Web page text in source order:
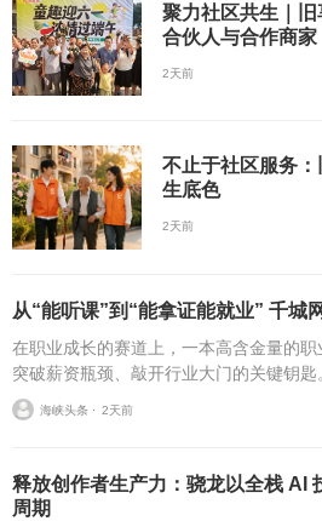
聚力社区共生｜
合伙人与合作商家
2天前
不止于社区服务
生底色
2天前
从“能听课”到“能拿证能就业” 千城
在职业成长的赛道上，一本高含金量的
突破薪资瓶颈、敲开行业大门的关键钥
的糟心经历：报了热门网校的课，学完才
节；对着录播课啃了三...
海峡头条 ⋅ 2天前
释放创作者生产力：骁龙以全栈 AI
周期